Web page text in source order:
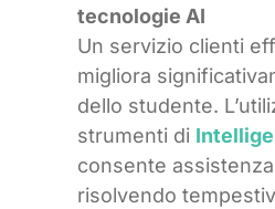
tecnologie AI
Un servizio clienti
migliora
dello studente.
strumenti di
consente
risolvendo